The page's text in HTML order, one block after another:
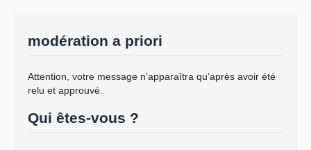
modération a priori
Attention, votre message n’apparaîtra qu’après avoir été
relu et approuvé.
Qui êtes-vous ?